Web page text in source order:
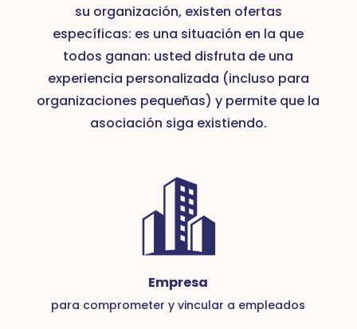
su organización, existen ofertas
específicas: es una situación en la que
todos ganan: usted disfruta de una
experiencia personalizada (incluso para
organizaciones pequeñas) y permite que la
asociación siga existiendo.
Empresa
para comprometer y vincular a empleados